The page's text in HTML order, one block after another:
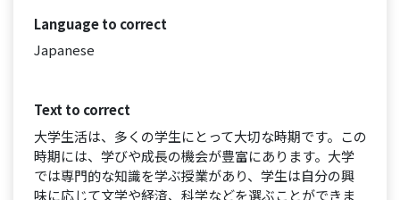
Language to correct
Japanese
Text to correct
大学生活は、多くの学生にとって大切な時期です。この
時期には、学びや成長の機会が豊富にあります。大学
では専門的な知識を学ぶ授業があり、学生は自分の興
味に応じて文学や経済、科学などを選ぶことができま